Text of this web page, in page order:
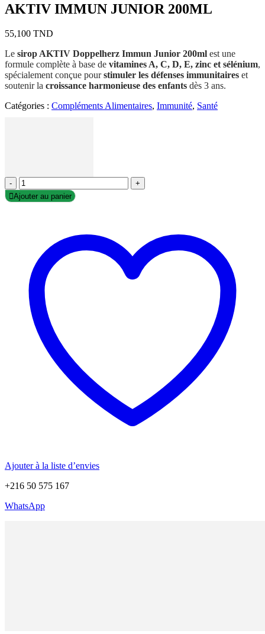
AKTIV IMMUN JUNIOR 200ML
55,100 TND
Le sirop AKTIV Doppelherz Immun Junior 200ml est une
formule complète à base de vitamines A, C, D, E, zinc et sélénium,
spécialement conçue pourstimuler les défenses immunitaires et
soutenir la croissance harmonieuse des enfants dès 3 ans.
Catégories : Compléments Alimentaires, Immunité, Santé
-
+
Ajouter au panier
Ajouter à la liste d’envies
+216 50 575 167
WhatsApp